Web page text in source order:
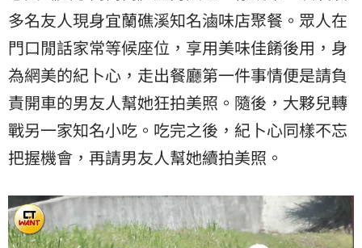
多名友人現身宜蘭礁溪知名滷味店聚餐。眾人在
門口閒話家常等候座位，享用美味佳餚後用，身
為網美的紀卜心，走出餐廳第一件事情便是請負
責開車的男友人幫她狂拍美照。隨後，大夥兒轉
戰另一家知名小吃。吃完之後，紀卜心同樣不忘
把握機會，再請男友人幫她續拍美照。